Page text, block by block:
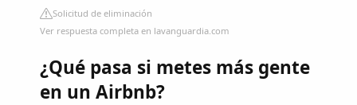
Solicitud de eliminación
Ver respuesta completa en lavanguardia.com
¿Qué pasa si metes más gente
en un Airbnb?